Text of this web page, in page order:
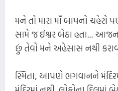
મને તો મારા માઁ બાપનો ચહેરો
સામે જ ઈશ્વર બેઠા હતા...
છું તેવો મને અહેસાસ નથી
સ્મિતા, આપણે ભગવાનને